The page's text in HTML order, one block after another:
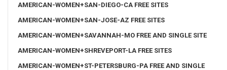
AMERICAN-WOMEN+SAN-DIEGO-CA FREE SITES
AMERICAN-WOMEN+SAN-JOSE-AZ FREE SITES
AMERICAN-WOMEN+SAVANNAH-MO FREE AND SINGLE SITE
AMERICAN-WOMEN+SHREVEPORT-LA FREE SITES
AMERICAN-WOMEN+ST-PETERSBURG-PA FREE AND SINGLE